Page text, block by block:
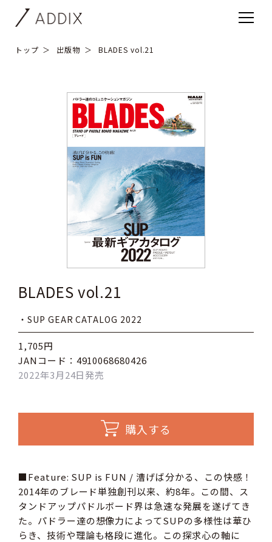
トップ 出版物 BLADES vol.21
BLADES vol.21
・SUP GEAR CATALOG 2022
1,705円
JANコード：4910068680426
2022年3月24日発売
購入する
■Feature: SUP is FUN / 漕げば分かる、この快感！
2014年のブレード単独創刊以来、約8年。この間、ス
タンドアップパドルボード界は急速な発展を遂げてき
た。パドラー達の想像力によってSUPの多様性は華ひ
らき、技術や理論も格段に進化。この探求心の軸に